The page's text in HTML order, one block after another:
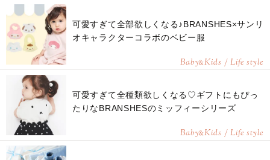
可愛すぎて全部欲しくなる♪BRANSHES×サンリ
オキャラクターコラボのベビー服
Baby&Kids / Life style
可愛すぎて全種類欲しくなる♡ギフトにもぴっ
たりなBRANSHESのミッフィーシリーズ
Baby&Kids / Life style